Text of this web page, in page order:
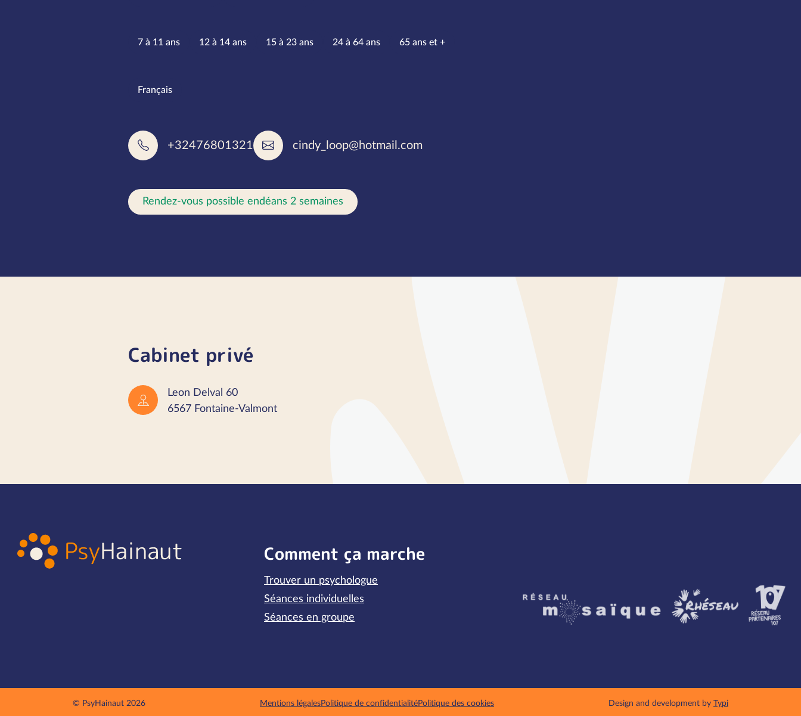
Tranches d’âge
7 à 11 ans 12 à 14 ans 15 à 23 ans 24 à 64 ans 65 ans et +
Langues parlées
Français
+32476801321 cindy_loop@hotmail.com
Rendez-vous possible endéans 2 semaines
Cabinet privé
Leon Delval 60
6567 Fontaine-Valmont
Comment ça marche
Trouver un psychologue
Séances individuelles
Séances en groupe
Partenaires
© PsyHainaut 2026 Mentions légalesPolitique de confidentialitéPolitique des cookies Design and development by Typi